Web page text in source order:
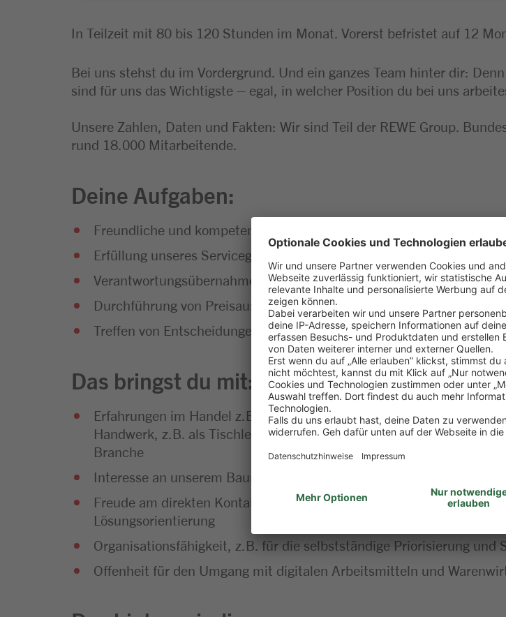
In Teilzeit mit 80 bis 120 Stunden im Monat. Vorerst befristet auf 12
Bei uns stehst du im Vordergrund. Und ein ganzes Team hinter dir:
sind für uns das Wichtigste – egal, in welcher Position du bei uns
Unsere Zahlen, Daten und Fakten: Wir sind Teil der REWE Group.
rund 18.000 Mitarbeitende.
Deine Aufgaben:
Freundliche und kompetente Beratung sowie Erstellung von
Erfüllung unseres Servicegedankens und Orientierung an den
Verantwortungsübernahme für die Platzierung von Produkten sowie
Durchführung von Preisauszeichnungen sowie das Anbringen von
Treffen von Entscheidungen in deinem Handlungsspielraum, z.B.
Das bringst du mit:
Erfahrungen im Handel z.B. als Kaufmann/Kauffrau im Einzel-/
Handwerk, z.B. als Tischler:in, Elektriker:in, Heizungs-/
Branche
Interesse an unserem Baumarktsortiment und idealerweise
Freude am direkten Kontakt mit Kund:innen, dem Verkauf unserer
Lösungsorientierung
Organisationsfähigkeit, z.B. für die selbstständige Priorisierung und
Offenheit für den Umgang mit digitalen Arbeitsmitteln und